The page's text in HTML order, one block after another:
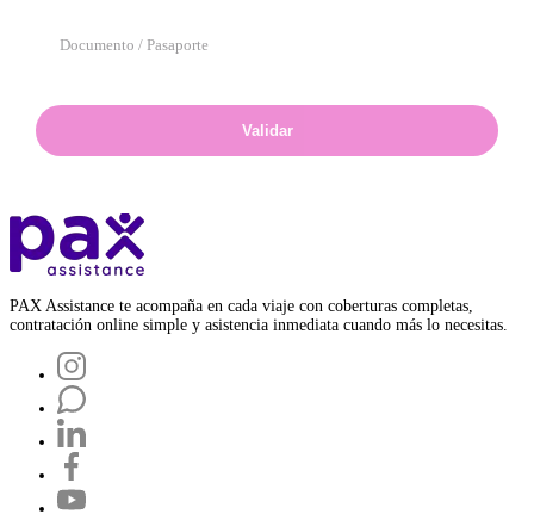
Validar
PAX Assistance te acompaña en cada viaje con coberturas completas,
contratación online simple y asistencia inmediata cuando más lo necesitas.